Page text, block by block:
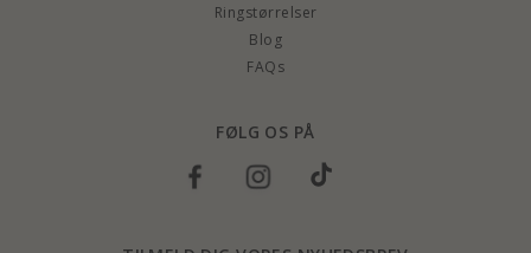
Ringstørrelser
Blog
FAQs
FØLG OS PÅ